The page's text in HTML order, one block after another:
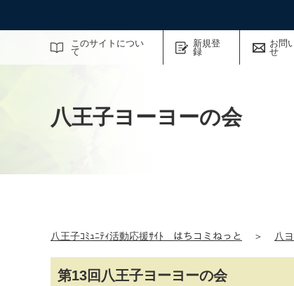
このサイトについ
て
新規登
録
お問
せ
サイト内検索
八王子ヨーヨーの会
八王子ｺﾐｭﾆﾃｨ活動応援ｻｲﾄ はちコミねっと ＞ 八
第13回八王子ヨーヨーの会